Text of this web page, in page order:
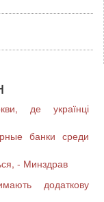
де українці
банки среди
- Минздрав
додаткову